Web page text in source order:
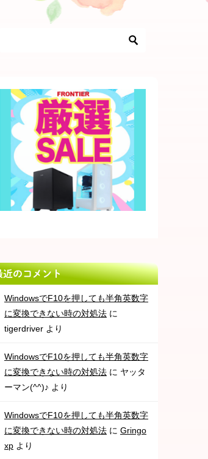
近のコメント
WindowsでF10を押しても半角英数字
に変換できない時の対処法 に
tigerdriver より
WindowsでF10を押しても半角英数字
に変換できない時の対処法 に ヤッタ
ーマン(^^)♪ より
WindowsでF10を押しても半角英数字
に変換できない時の対処法 に Gringo
xp より